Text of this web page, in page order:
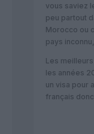
vous saviez
peu partout
Morocco ou
pays
Les
les années
un visa pour
français